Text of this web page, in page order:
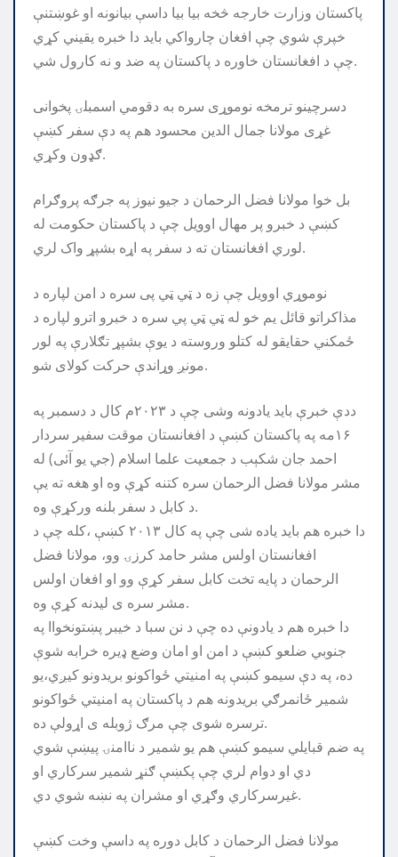
پاکستان وزارت خارجه څخه بیا بیا داسې بیانونه او غوښتنې
خپرې شوي چې افغان چارواکي باید دا خبره یقیني کړي
چې د افغانستان خاوره د پاکستان په ضد و نه کارول شي.
دسرچينو ترمخه نوموړی سره به دقومي اسمبلۍ پخوانى
غړى مولانا جمال الدين محسود هم په دې سفر کښې
ګډون وکړي.
بل خوا مولانا فضل الرحمان د جيو نيوز په جرګه پروګرام
کښې د خبرو پر مهال اوویل چې د پاکستان حکومت له
لوري افغانستان ته د سفر په اړه بشپړ واک لري.
نوموړي اوویل چې زه د ټي ټي پی سره د امن لپاره د
مذاکراتو قائل یم خو له ټي ټي پي سره د خبرو اترو لپاره د
ځمکني حقایقو له کتلو وروسته د یوې بشپړ تګلارې په لور
مونږ وړاندې حرکت کولای شو.
ددې خبرې باید یادونه وشی چې د ۲۰۲۳م کال د دسمبر په
۱۶مه په پاکستان کښې د افغانستان موقت سفير سردار
احمد جان شکېب د جمعيت علما اسلام (جي يو آئی) له
مشر مولانا فضل الرحمان سره کتنه کړې وه او هغه ته يې
د کابل د سفر بلنه ورکړې وه.
دا خبره هم باید یاده شی چې په کال ۲۰۱۳ کښې ،کله چې د
افغانستان اولس مشر حامد کرزۍ وو، مولانا فضل
الرحمان د پایه تخت کابل سفر کړې وو او افغان اولس
مشر سره ی لیدنه کړې وه.
دا خبره هم د یادونې ده چې د نن سبا د خیبر پښتونخواا په
جنوبي ضلعو کښې د امن او امان وضع ډیره خرابه شوې
ده، په دې سیمو کښې په امنیتي ځواکونو بریدونو کیږي،یو
شمیر ځانمرګي بریدونه هم د پاکستان په امنیتي ځواکونو
ترسره شوی چې مرګ ژوبله ی اړولې ده.
په ضم قبایلي سیمو کښې هم یو شمیر د ناامنۍ پیښې شوي
دي او دوام لري چې پکښې ګنړ شمیر سرکاري او
غیرسرکاري وګړي او مشران په نښه شوي دي.
مولانا فضل الرحمان د کابل دوره په داسې وخت کښې